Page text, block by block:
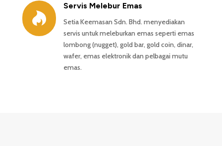

Servis Melebur Emas
Setia Keemasan Sdn. Bhd. menyediakan
servis untuk meleburkan emas seperti emas
lombong (nugget), gold bar, gold coin, dinar,
wafer, emas elektronik dan pelbagai mutu
emas.